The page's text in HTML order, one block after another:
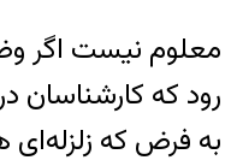
رود که کارشناسان
به فرض که